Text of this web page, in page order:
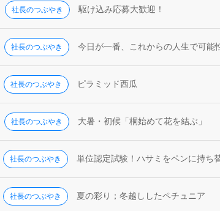
社長のつぶやき 駆け込み応募大歓迎！
社長のつぶやき 今日が一番、これからの人生で可能
社長のつぶやき ピラミッド西瓜
社長のつぶやき 大暑・初候「桐始めて花を結ぶ」
社長のつぶやき 単位認定試験！ハサミをペンに持ち
社長のつぶやき 夏の彩り；冬越ししたペチュニア